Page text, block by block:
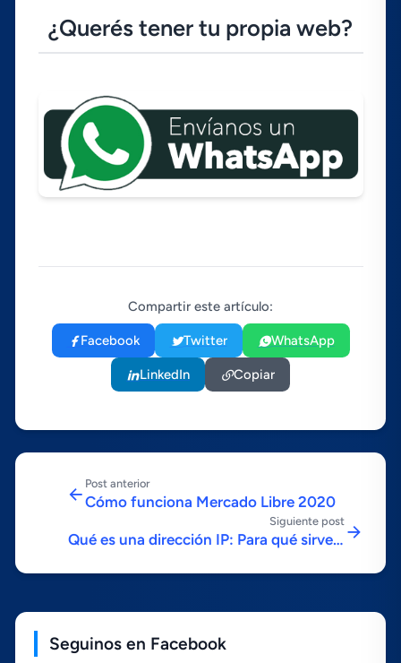
¿Querés tener tu propia web?
Compartir este artículo:
Facebook Twitter WhatsApp
LinkedIn Copiar
Post anterior
Cómo funciona Mercado Libre 2020
Siguiente post
Qué es una dirección IP: Para qué sirve y
Seguinos en Facebook